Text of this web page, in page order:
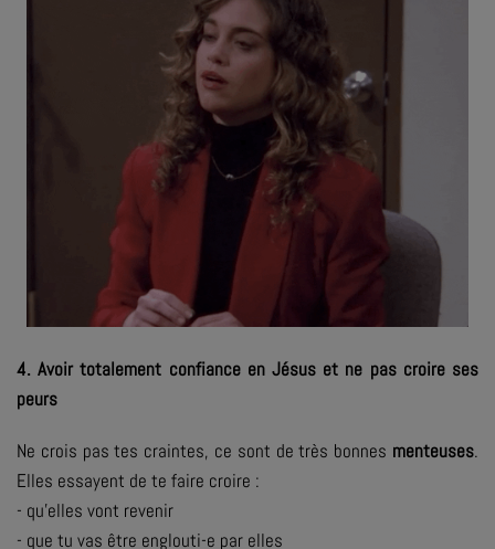
4. Avoir totalement confiance en Jésus et ne pas croire ses
peurs
Ne crois pas tes craintes, ce sont de très bonnes menteuses.
Elles essayent de te faire croire :
- qu’elles vont revenir
- que tu vas être englouti-e par elles